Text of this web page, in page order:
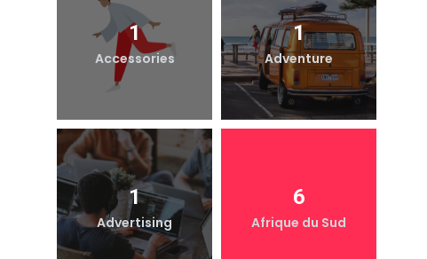
1
Accessories
1
Adventure
1
Advertising
6
Afrique du Sud